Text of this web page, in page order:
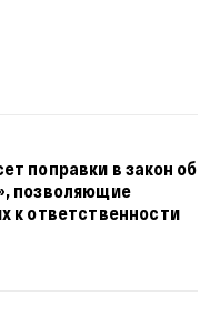
поправки в закон об
позволяющие
к ответственности